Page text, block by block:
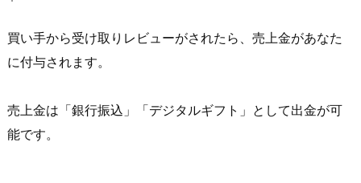
買い手から受け取りレビューがされたら、売上金があなた
に付与されます。
売上金は「銀行振込」「デジタルギフト」として出金が可
能です。